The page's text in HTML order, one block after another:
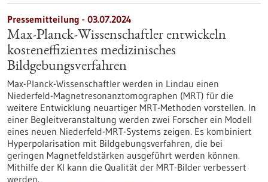
Pressemitteilung - 03.07.2024
Max-Planck-Wissenschaftler entwickeln
kosteneffizientes medizinisches
Bildgebungsverfahren
Max-Planck-Wissenschaftler werden in Lindau einen
Niederfeld-Magnetresonanztomographen (MRT) für die
weitere Entwicklung neuartiger MRT-Methoden vorstellen. In
einer Begleitveranstaltung werden zwei Forscher ein Modell
eines neuen Niederfeld-MRT-Systems zeigen. Es kombiniert
Hyperpolarisation mit Bildgebungsverfahren, die bei
geringen Magnetfeldstärken ausgeführt werden können.
Mithilfe der KI kann die Qualität der MRT-Bilder verbessert
werden.